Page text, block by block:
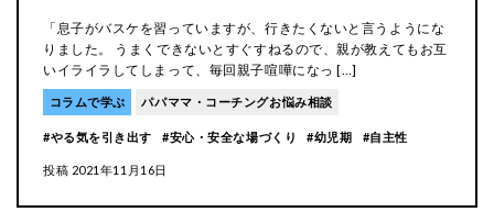
「息子がバスケを習っていますが、行きたくないと言うようにな
りました。 うまくできないとすぐすねるので、親が教えてもお互
いイライラしてしまって、毎回親子喧嘩になっ […]
コラムで学ぶ パパママ・コーチングお悩み相談
やる気を引き出す 安心・安全な場づくり 幼児期 自主性
投稿 2021年11月16日